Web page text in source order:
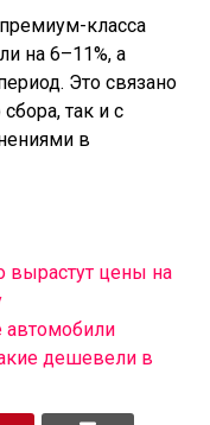
класса
на 6–11%, а
Это связано
так и с
в
вырастут цены на
автомобили
дешевели в